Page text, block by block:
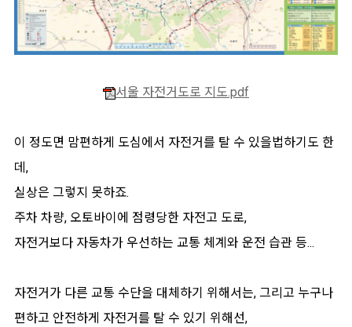
서울 자전거도로 지도.pdf
이 정도면 맘편하게 도심에서 자전거를 탈 수 있을법하기도 한
데,
실상은 그렇지 못하죠.
주차 차량, 오토바이에 점령당한 자전고 도로,
자전거보다 자동차가 우선하는 교통 체계와 운전 습관 등...
자전거가 다른 교통 수단을 대체하기 위해서는, 그리고 누구나
편하고 안전하게 자전거를 탈 수 있기 위해선,